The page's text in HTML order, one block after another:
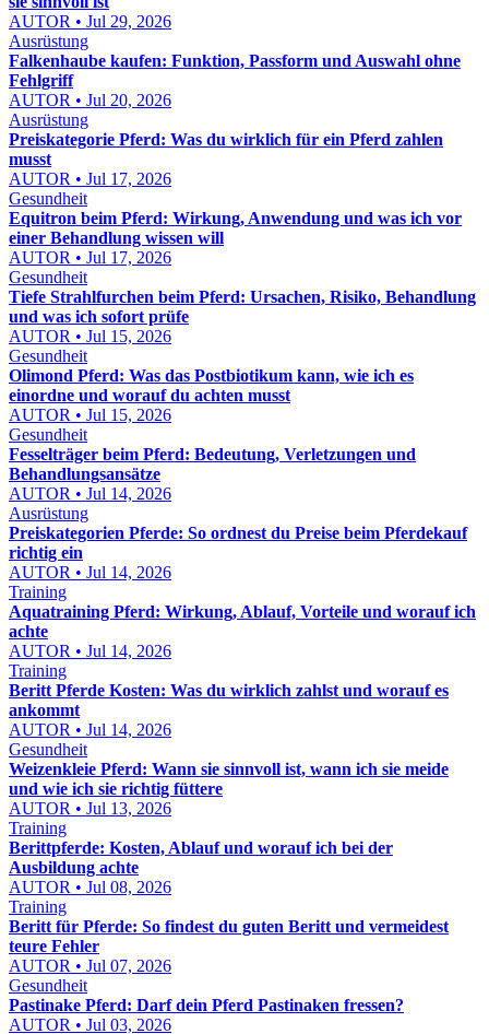
AUTOR • Jul 29, 2026
Ausrüstung
Falkenhaube kaufen: Funktion, Passform und Auswahl ohne
Fehlgriff
AUTOR • Jul 20, 2026
Ausrüstung
Preiskategorie Pferd: Was du wirklich für ein Pferd zahlen
musst
AUTOR • Jul 17, 2026
Gesundheit
Equitron beim Pferd: Wirkung, Anwendung und was ich vor
einer Behandlung wissen will
AUTOR • Jul 17, 2026
Gesundheit
Tiefe Strahlfurchen beim Pferd: Ursachen, Risiko, Behandlung
und was ich sofort prüfe
AUTOR • Jul 15, 2026
Gesundheit
Olimond Pferd: Was das Postbiotikum kann, wie ich es
einordne und worauf du achten musst
AUTOR • Jul 15, 2026
Gesundheit
Fesselträger beim Pferd: Bedeutung, Verletzungen und
Behandlungsansätze
AUTOR • Jul 14, 2026
Ausrüstung
Preiskategorien Pferde: So ordnest du Preise beim Pferdekauf
richtig ein
AUTOR • Jul 14, 2026
Training
Aquatraining Pferd: Wirkung, Ablauf, Vorteile und worauf ich
achte
AUTOR • Jul 14, 2026
Training
Beritt Pferde Kosten: Was du wirklich zahlst und worauf es
ankommt
AUTOR • Jul 14, 2026
Gesundheit
Weizenkleie Pferd: Wann sie sinnvoll ist, wann ich sie meide
und wie ich sie richtig füttere
AUTOR • Jul 13, 2026
Training
Berittpferde: Kosten, Ablauf und worauf ich bei der
Ausbildung achte
AUTOR • Jul 08, 2026
Training
Beritt für Pferde: So findest du guten Beritt und vermeidest
teure Fehler
AUTOR • Jul 07, 2026
Gesundheit
Pastinake Pferd: Darf dein Pferd Pastinaken fressen?
AUTOR • Jul 03, 2026